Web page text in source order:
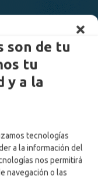
son de tu
tu
y a la
tecnologías
a la información del
nos permitirá
navegación o las